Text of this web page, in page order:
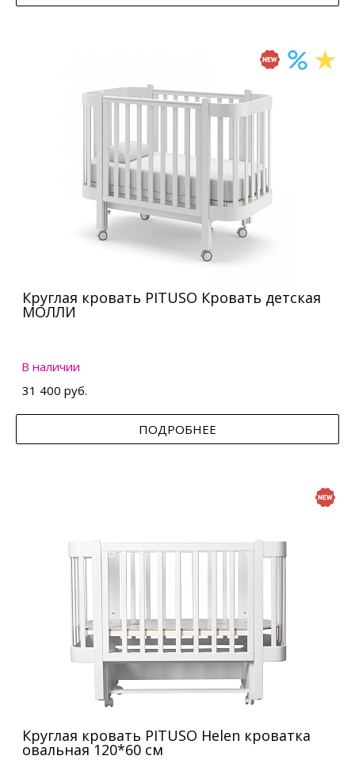
Круглая кровать PITUSO Кровать детская
МОЛЛИ
В наличии
31 400 руб.
ПОДРОБНЕЕ
Круглая кровать PITUSO Helen кроватка
овальная 120*60 см